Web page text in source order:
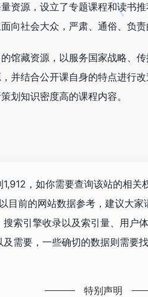
资源，设立了专题课程和读书
向社会大众，严肃、通俗、负责
馆藏资源，以服务国家战略、
并结合公开课自身的特点进行
划知识密度高的课程内容。
，如你需要查询该站的相关
目前的网站数据参考，建议大
索引擎收录以及索引量、用户
需要，一些确切的数据则需要
特别声明